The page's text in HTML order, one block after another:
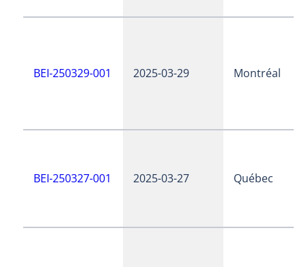
BEI-250329-001 2025-03-29 Montréal
BEI-250327-001 2025-03-27 Québec